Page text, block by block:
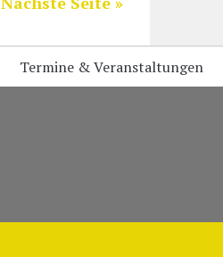
Termine & Veranstaltungen